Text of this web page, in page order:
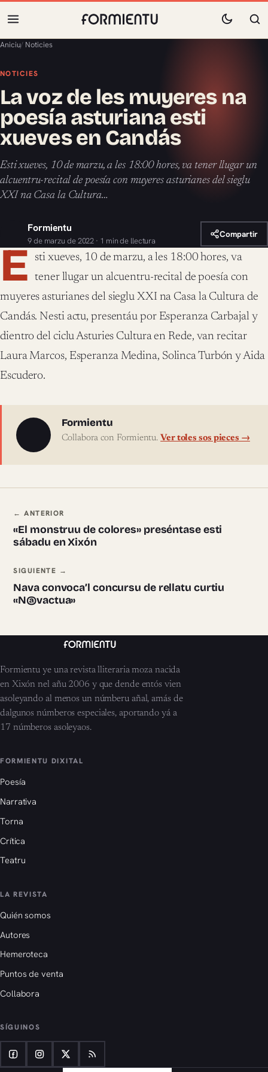
Aniciu/ Noticies
NOTICIES
La voz de les muyeres na
poesía asturiana esti
xueves en Candás
Esti xueves, 10 de marzu, a les 18:00 hores, va tener llugar un
alcuentru-recital de poesía con muyeres asturianes del sieglu
XXI na Casa la Cultura…
Formientu
9 de marzu de 2022 · 1 min de llectura
Compartir
E sti xueves, 10 de marzu, a les 18:00 hores, va
tener llugar un alcuentru-recital de poesía con
muyeres asturianes del sieglu XXI na Casa la Cultura de
Candás. Nesti actu, presentáu por Esperanza Carbajal y
dientro del ciclu Asturies Cultura en Rede, van recitar
Laura Marcos, Esperanza Medina, Solinca Turbón y Aida
Escudero.
Sobre l'autor
Formientu
Collabora con Formientu. Ver toles sos pieces →
Navegación ente pieces
← ANTERIOR
«El monstruu de colores» preséntase esti
sábadu en Xixón
SIGUIENTE →
Nava convoca’l concursu de rellatu curtiu
«N@vactua»
Formientu ye una revista lliteraria moza nacida
en Xixón nel añu 2006 y que dende entós vien
asoleyando al menos un númberu añal, amás de
dalgunos númberos especiales, aportando yá a
17 númberos asoleyaos.
FORMIENTU DIXITAL
Poesía
Narrativa
Torna
Crítica
Teatru
LA REVISTA
Quién somos
Autores
Hemeroteca
Puntos de venta
Collabora
SÍGUINOS